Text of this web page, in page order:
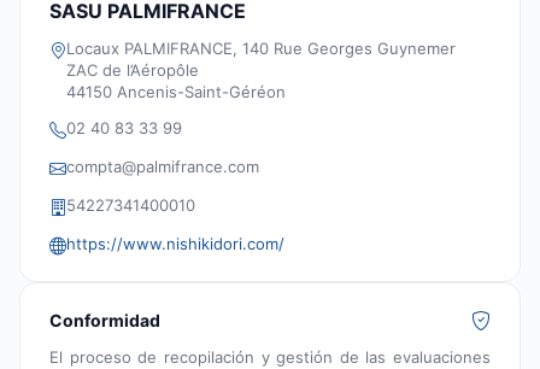
SASU PALMIFRANCE
Locaux PALMIFRANCE, 140 Rue Georges Guynemer
ZAC de l’Aéropôle
44150 Ancenis-Saint-Géréon
02 40 83 33 99
compta@palmifrance.com
54227341400010
https://www.nishikidori.com/
Conformidad
El proceso de recopilación y gestión de las evaluaciones